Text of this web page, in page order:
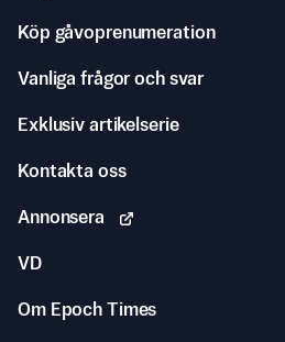
Köp gåvoprenumeration
Vanliga frågor och svar
Exklusiv artikelserie
Kontakta oss
Annonsera
VD
Om Epoch Times